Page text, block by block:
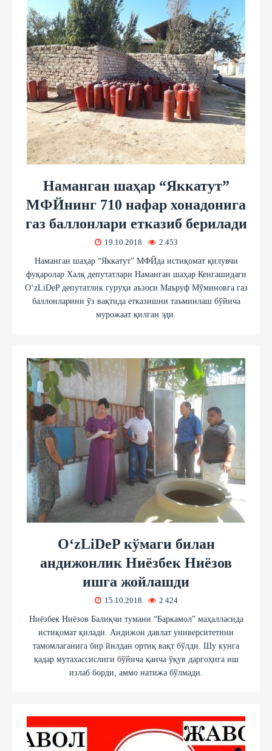
Наманган шаҳар “Яккатут”
МФЙнинг 710 нафар хонадонига
газ баллонлари етказиб берилади
19.10.2018 2 453
Наманган шаҳар “Яккатут” МФЙда истиқомат қилувчи
фуқаролар Халқ депутатлари Наманган шаҳар Кенгашидаги
O‘zLiDeP депутатлик гуруҳи аъзоси Маъруф Мўминовга газ
баллонларини ўз вақтида етказишни таъминлаш бўйича
мурожаат қилган эди.
O‘zLiDeP кўмаги билан
андижонлик Ниёзбек Ниёзов
ишга жойлашди
15.10.2018 2 424
Ниёзбек Ниёзов Балиқчи тумани “Баркамол” маҳалласида
истиқомат қилади. Андижон давлат университетини
тамомлаганига бир йилдан ортиқ вақт бўлди. Шу кунга
қадар мутахассислиги бўйича қанча ўқув даргоҳига иш
излаб борди, аммо натижа бўлмади.